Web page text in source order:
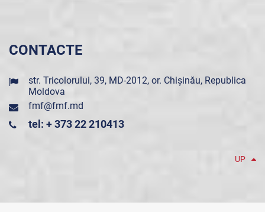
CONTACTE
str. Tricolorului, 39, MD-2012, or. Chișinău, Republica
Moldova
fmf@fmf.md
tel: + 373 22 210413
UP